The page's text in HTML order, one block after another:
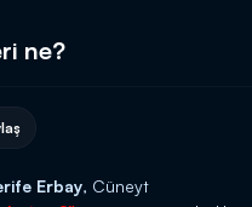
ne?
Erbay, Cüneyt